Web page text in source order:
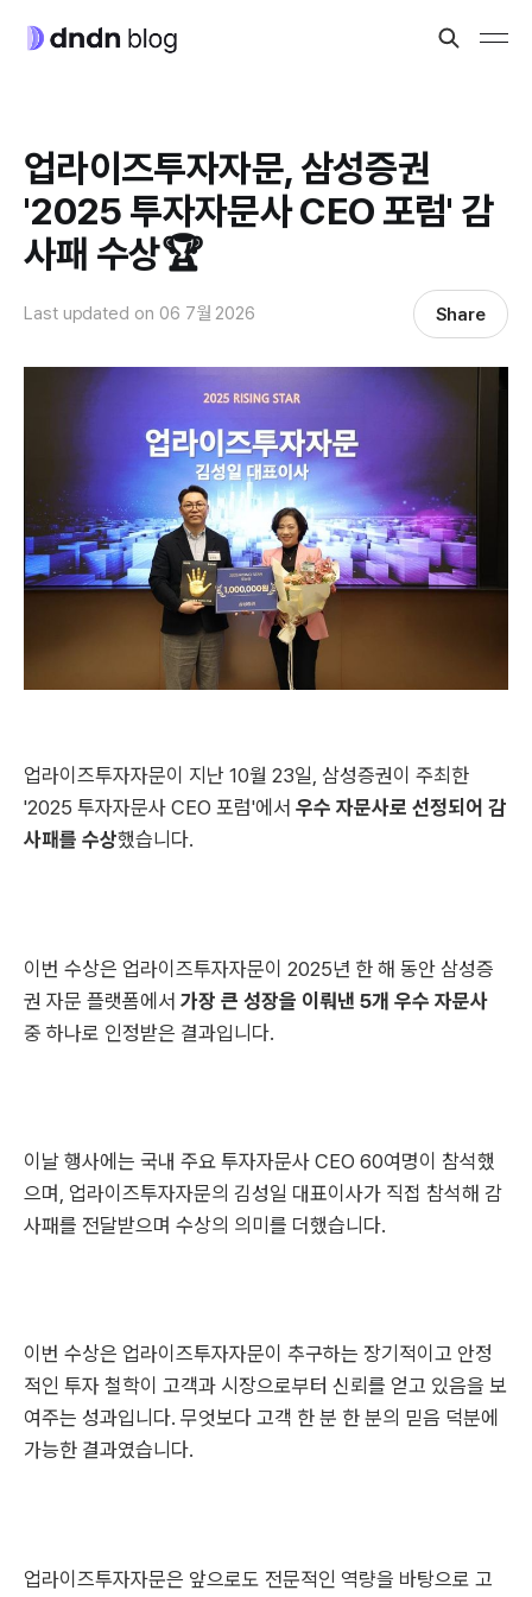
업라이즈투자자문, 삼성증권
'2025 투자자문사 CEO 포럼' 감
사패 수상🏆
Last updated on 06 7월 2026 Share
업라이즈투자자문이 지난 10월 23일, 삼성증권이 주최한
'2025 투자자문사 CEO 포럼'에서 우수 자문사로 선정되어 감
사패를 수상했습니다.
이번 수상은 업라이즈투자자문이 2025년 한 해 동안 삼성증
권 자문 플랫폼에서 가장 큰 성장을 이뤄낸 5개 우수 자문사
중 하나로 인정받은 결과입니다.
이날 행사에는 국내 주요 투자자문사 CEO 60여명이 참석했
으며, 업라이즈투자자문의 김성일 대표이사가 직접 참석해 감
사패를 전달받으며 수상의 의미를 더했습니다.
이번 수상은 업라이즈투자자문이 추구하는 장기적이고 안정
적인 투자 철학이 고객과 시장으로부터 신뢰를 얻고 있음을 보
여주는 성과입니다. 무엇보다 고객 한 분 한 분의 믿음 덕분에
가능한 결과였습니다.
업라이즈투자자문은 앞으로도 전문적인 역량을 바탕으로 고